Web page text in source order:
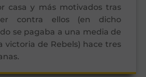
casa y más motivados tras
contra ellos (en dicho
se pagaba a una media de
victoria de Rebels) hace tres